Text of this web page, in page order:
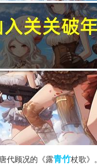
代顾况的《露青竹杖歌》。